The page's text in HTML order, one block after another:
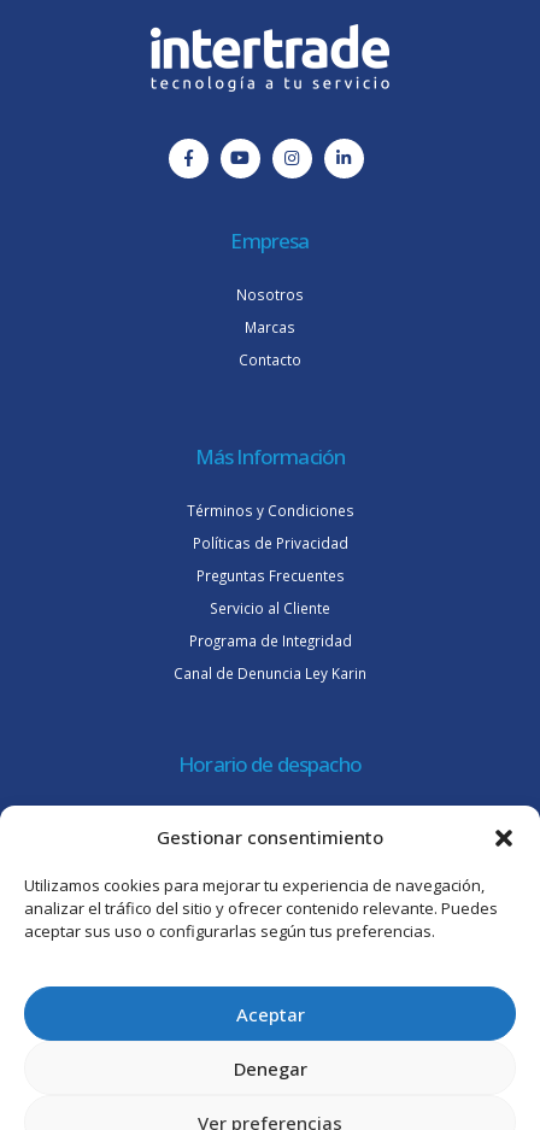
Gestionar consentimiento
Utilizamos cookies para mejorar tu experiencia de navegación,
analizar el tráfico del sitio y ofrecer contenido relevante. Puedes
aceptar sus uso o configurarlas según tus preferencias.
Aceptar
Denegar
Ver preferencias
Empresa
Nosotros
Marcas
Contacto
Más Información
Términos y Condiciones
Políticas de Privacidad
Preguntas Frecuentes
Servicio al Cliente
Programa de Integridad
Canal de Denuncia Ley Karin
Horario de despacho
Viernes 8:30 a 15:30 hrs.
Atención al cliente
Lunes a jueves de 09:00 a 17:45 hrs.